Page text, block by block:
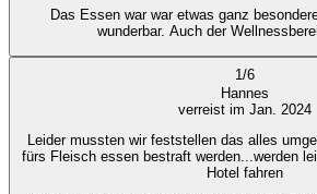
Das Essen war war etwas ganz
wunderbar. Auch der
1 /6
Hannes
verreist im Jan. 2024
Leider mussten wir feststellen das alles
fürs Fleisch essen bestraft werden...werden
Hotel fahren